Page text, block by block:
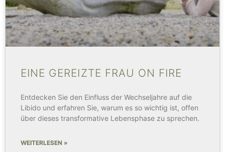
EINE GEREIZTE FRAU ON FIRE
Entdecken Sie den Einfluss der Wechseljahre auf die
Libido und erfahren Sie, warum es so wichtig ist, offen
über dieses transformative Lebensphase zu sprechen.
WEITERLESEN »